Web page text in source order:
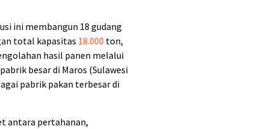
ini membangun 18 gudang
total kapasitas 18.000 ton,
hasil panen melalui
besar di Maros (Sulawesi
pabrik pakan terbesar di
antara pertahanan,